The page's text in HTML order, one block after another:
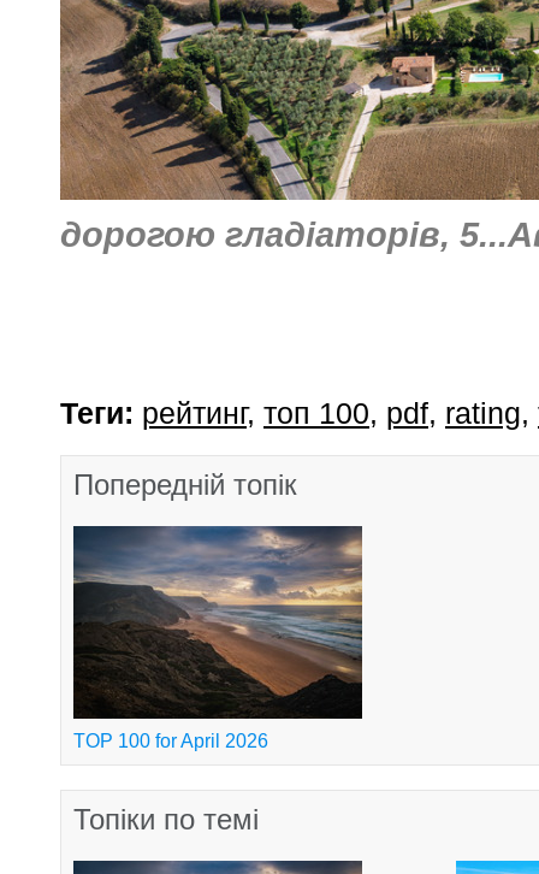
дорогою гладіаторів,
Теги: рейтинг, топ 100, pdf, rating,
Попередній топік
TOP 100 for April 2026
Топіки по темі